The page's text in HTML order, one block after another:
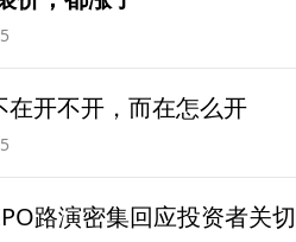
在开不开，而在怎么开
路演密集回应投资者关切